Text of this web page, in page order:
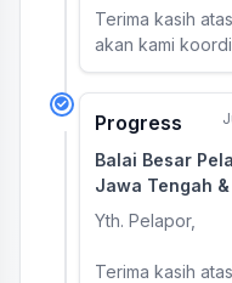
Terima kasih
akan kami
Progress
Balai Besar
Jawa Tengah &
Yth. Pelapor,
Terima kasih